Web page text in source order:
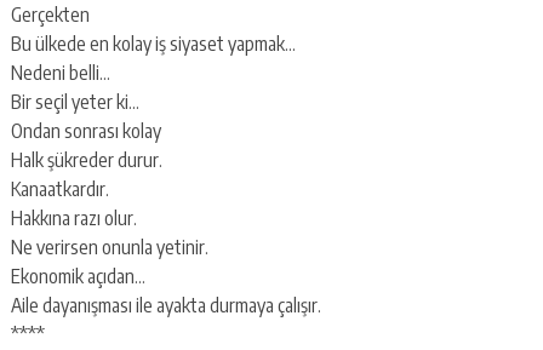
Gerçekten
Bu ülkede en kolay iş siyaset yapmak…
Nedeni belli…
Bir seçil yeter ki…
Ondan sonrası kolay
Halk şükreder durur.
Kanaatkardır.
Hakkına razı olur.
Ne verirsen onunla yetinir.
Ekonomik açıdan…
Aile dayanışması ile ayakta durmaya çalışır.
****